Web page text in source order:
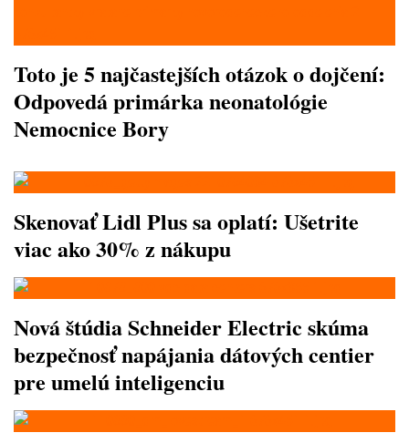
Toto je 5 najčastejších otázok o dojčení:
Odpovedá primárka neonatológie
Nemocnice Bory
Skenovať Lidl Plus sa oplatí: Ušetrite
viac ako 30% z nákupu
Nová štúdia Schneider Electric skúma
bezpečnosť napájania dátových centier
pre umelú inteligenciu